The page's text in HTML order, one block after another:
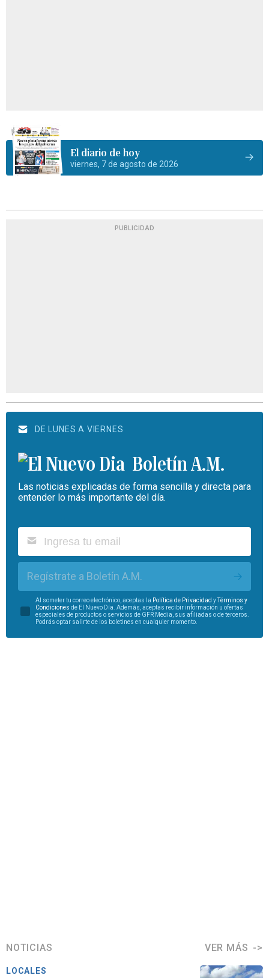
El diario de hoy
viernes, 7 de agosto de 2026
PUBLICIDAD
DE LUNES A VIERNES
Boletín A.M.
Las noticias explicadas de forma sencilla y directa para
entender lo más importante del día.
Regístrate a Boletín A.M.
Al someter tu correo electrónico, aceptas la Política de Privacidad yTérminos y
Condiciones de El Nuevo Día. Además, aceptas recibir información u ofertas
especiales de productos o servicios de GFR Media, sus afiliadas o de terceros.
Podrás optar salirte de los boletines en cualquier momento.
NOTICIAS VER MÁS
LOCALES